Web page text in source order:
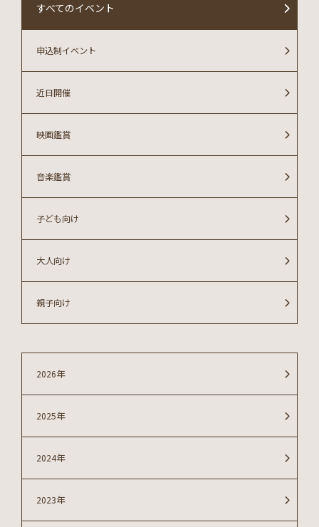
すべてのイベント
親子向け
大人向け
子ども向け
音楽鑑賞
映画鑑賞
近日開催
申込制イベント
2026年
2025年
2024年
2023年